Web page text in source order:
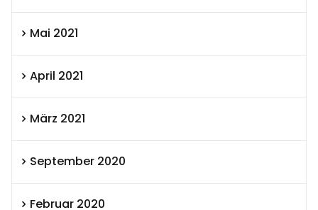
Mai 2021
April 2021
März 2021
September 2020
Februar 2020